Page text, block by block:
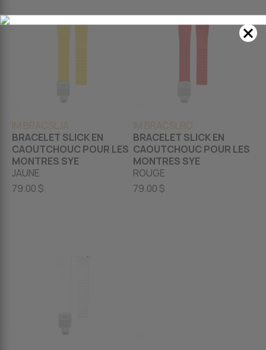
IM BRACSLJA
BRACELET SLICK EN
CAOUTCHOUC POUR LES
MONTRES SYE
JAUNE
79.00 $
IM BRACSLRO
BRACELET SLICK EN
CAOUTCHOUC POUR LES
MONTRES SYE
ROUGE
79.00 $